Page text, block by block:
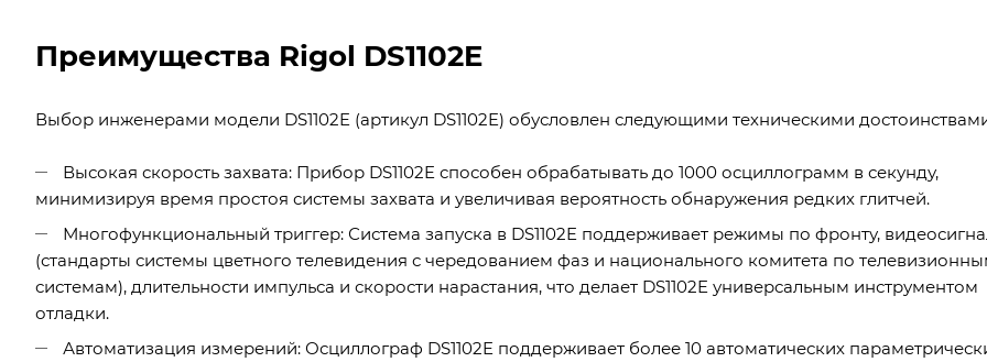
Преимущества Rigol DS1102E
Выбор инженерами модели DS1102E (артикул DS1102E) обусловлен следующими техническими
Высокая скорость захвата: Прибор DS1102E способен обрабатывать до 1000 осциллограмм в секунду,
минимизируя время простоя системы захвата и увеличивая вероятность обнаружения редких глитчей.
Многофункциональный триггер: Система запуска в DS1102E поддерживает режимы по фронту,
(стандарты системы цветного телевидения с чередованием фаз и национального комитета по
системам), длительности импульса и скорости нарастания, что делает DS1102E универсальным инструментом
отладки.
Автоматизация измерений: Осциллограф DS1102E поддерживает более 10 автоматических